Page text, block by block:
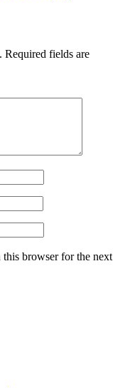
Required fields are
this browser for the next